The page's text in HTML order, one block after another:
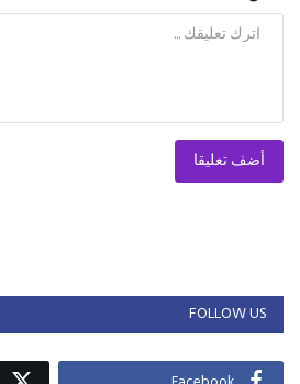
أضف تعليقا
FOLLOW US